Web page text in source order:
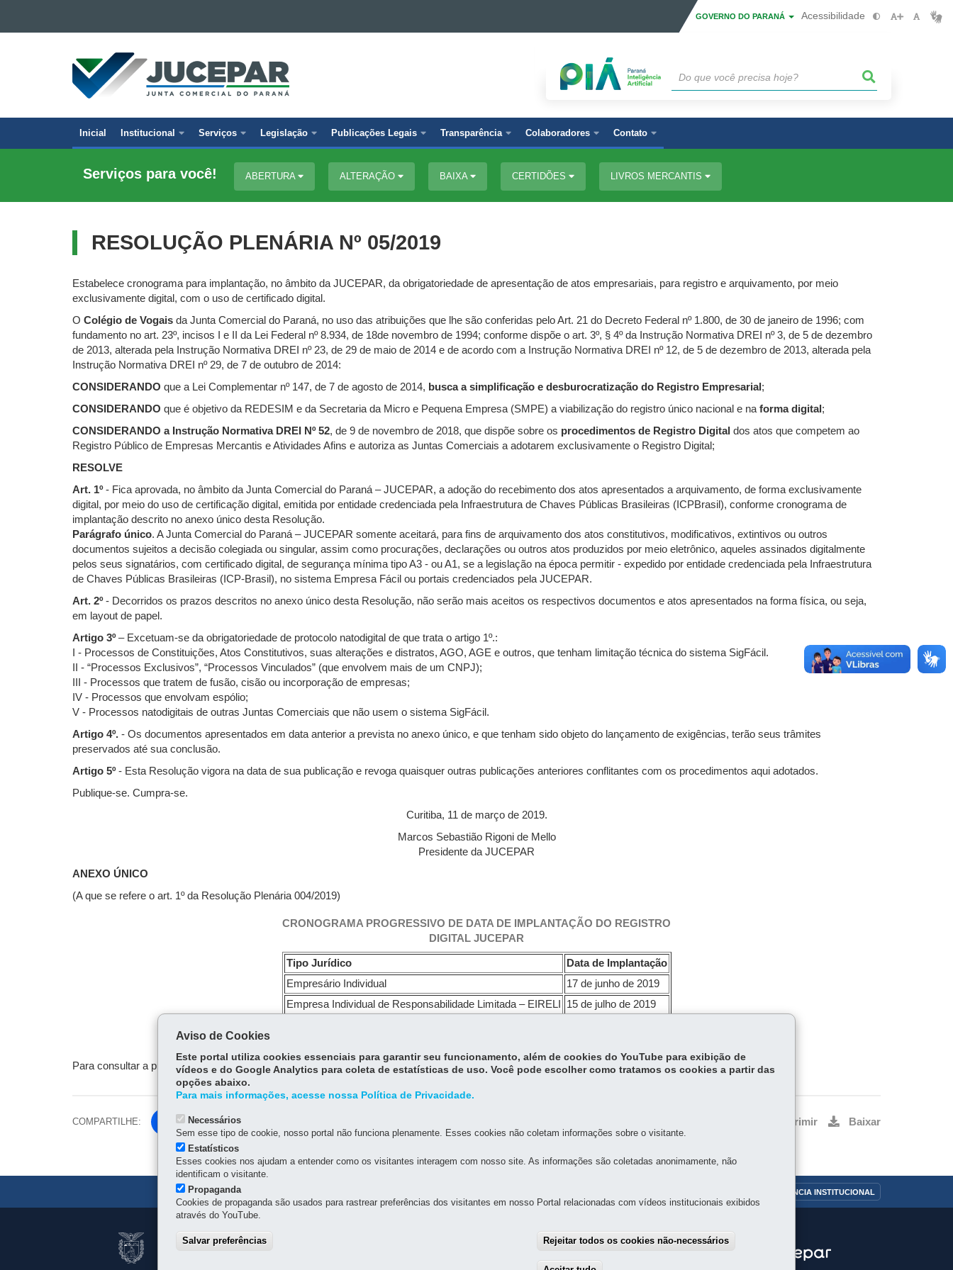
Ir para a busca
Mapa do site
GOVERNO DO PARANÁ Acessibilidade
JUNTA
COMERCIAL
DO
Navegação
principal
Inicial Institucional Serviços Legislação Publicações Legais Transparência Colaboradores Contato
Serviços para você! ABERTURA ALTERAÇÃO BAIXA CERTIDÕES LIVROS MERCANTIS
RESOLUÇÃO PLENÁRIA Nº 05/2019
Estabelece cronograma para implantação, no âmbito da JUCEPAR, da obrigatoriedade de apresentação de atos empresariais, para registro e arquivamento, por meio
exclusivamente digital, com o uso de certificado digital.
O Colégio de Vogais da Junta Comercial do Paraná, no uso das atribuições que lhe são conferidas pelo Art. 21 do Decreto Federal nº 1.800, de 30 de janeiro de 1996; com
fundamento no art. 23º, incisos I e II da Lei Federal nº 8.934, de 18de novembro de 1994; conforme dispõe o art. 3º, § 4º da Instrução Normativa DREI nº 3, de 5 de dezembro
de 2013, alterada pela Instrução Normativa DREI nº 23, de 29 de maio de 2014 e de acordo com a Instrução Normativa DREI nº 12, de 5 de dezembro de 2013, alterada pela
Instrução Normativa DREI nº 29, de 7 de outubro de 2014:
CONSIDERANDO que a Lei Complementar nº 147, de 7 de agosto de 2014, busca a simplificação e desburocratização do Registro Empresarial ;
CONSIDERANDO que é objetivo da REDESIM e da Secretaria da Micro e Pequena Empresa (SMPE) a viabilização do registro único nacional e na forma digital ;
CONSIDERANDO a Instrução Normativa DREI Nº 52, de 9 de novembro de 2018, que dispõe sobre os procedimentos de Registro Digital dos atos que competem ao
Registro Público de Empresas Mercantis e Atividades Afins e autoriza as Juntas Comerciais a adotarem exclusivamente o Registro Digital;
RESOLVE
Art. 1º- Fica aprovada, no âmbito da Junta Comercial do Paraná – JUCEPAR, a adoção do recebimento dos atos apresentados a arquivamento, de forma exclusivamente
digital, por meio do uso de certificação digital, emitida por entidade credenciada pela Infraestrutura de Chaves Públicas Brasileiras (ICPBrasil), conforme cronograma de
implantação descrito no anexo único desta Resolução.
Parágrafo único. A Junta Comercial do Paraná – JUCEPAR somente aceitará, para fins de arquivamento dos atos constitutivos, modificativos, extintivos ou outros
documentos sujeitos a decisão colegiada ou singular, assim como procurações, declarações ou outros atos produzidos por meio eletrônico, aqueles assinados digitalmente
pelos seus signatários, com certificado digital, de segurança mínima tipo A3 - ou A1, se a legislação na época permitir - expedido por entidade credenciada pela Infraestrutura
de Chaves Públicas Brasileiras (ICP-Brasil), no sistema Empresa Fácil ou portais credenciados pela JUCEPAR.
Art. 2º- Decorridos os prazos descritos no anexo único desta Resolução, não serão mais aceitos os respectivos documentos e atos apresentados na forma física, ou seja,
em layout de papel.
Artigo 3º– Excetuam-se da obrigatoriedade de protocolo natodigital de que trata o artigo 1º.:
I - Processos de Constituições, Atos Constitutivos, suas alterações e distratos, AGO, AGE e outros, que tenham limitação técnica do sistema SigFácil.
II - “Processos Exclusivos”, “Processos Vinculados” (que envolvem mais de um CNPJ);
III - Processos que tratem de fusão, cisão ou incorporação de empresas;
IV - Processos que envolvam espólio;
V - Processos natodigitais de outras Juntas Comerciais que não usem o sistema SigFácil.
Artigo 4º. - Os documentos apresentados em data anterior a prevista no anexo único, e que tenham sido objeto do lançamento de exigências, terão seus trâmites
preservados até sua conclusão.
Artigo 5º- Esta Resolução vigora na data de sua publicação e revoga quaisquer outras publicações anteriores conflitantes com os procedimentos aqui adotados.
Publique-se. Cumpra-se.
Curitiba, 11 de março de 2019.
Marcos Sebastião Rigoni de Mello
Presidente da JUCEPAR
ANEXO ÚNICO
(A que se refere o art. 1º da Resolução Plenária 004/2019)
CRONOGRAMA PROGRESSIVO DE DATA DE IMPLANTAÇÃO DO REGISTRO
DIGITAL JUCEPAR
Tipo Jurídico
Data de Implantação
Empresário Individual
17 de junho de 2019
Empresa Individual de Responsabilidade Limitada – EIRELI
15 de julho de 2019
Para consultar a publicação no Diário Oficialclique aqui.
COMPARTILHE:
Fa
ce
ok
Tw
itt
er
Imprimir Baixar
TRANSPARÊNCIA INSTITUCIONAL
Navegação
principal
JUNTA COMERCIAL DO PARANÁ
Aviso de Cookies
Este portal utiliza cookies essenciais para garantir seu funcionamento, além de cookies do YouTube para exibição de
vídeos e do Google Analytics para coleta de estatísticas de uso. Você pode escolher como tratamos os cookies a partir das
opções abaixo.
Para mais informações, acesse nossa Política de Privacidade.
Necessários
Sem esse tipo de cookie, nosso portal não funciona plenamente. Esses cookies não coletam informações sobre o visitante.
Estatísticos
Esses cookies nos ajudam a entender como os visitantes interagem com nosso site. As informações são coletadas anonimamente, não
identificam o visitante.
Propaganda
Cookies de propaganda são usados para rastrear preferências dos visitantes em nosso Portal relacionadas com vídeos institucionais exibidos
através do YouTube.
Salvar preferências Rejeitar todos os cookies não-necessários